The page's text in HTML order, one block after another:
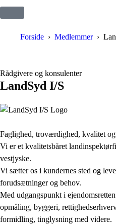
Forside Medlemmer
Rådgivere og konsulenter
LandSyd I/S
Faglighed, troværdighed, kvalitet og
Vi er et kvalitetsbåret
vestjyske.
Vi sætter os i kundernes sted og
forudsætninger og behov.
Med udgangspunkt i
opmåling, byggeri,
formidling, tinglysning med videre.